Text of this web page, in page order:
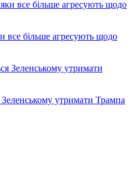
все більше агресують щодо
утримати Трампа